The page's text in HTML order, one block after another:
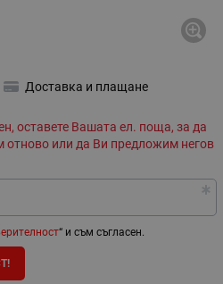
Доставка и плащане
оставете Вашата ел. поща, за да
или да Ви предложим негов
“ и съм съгласен.